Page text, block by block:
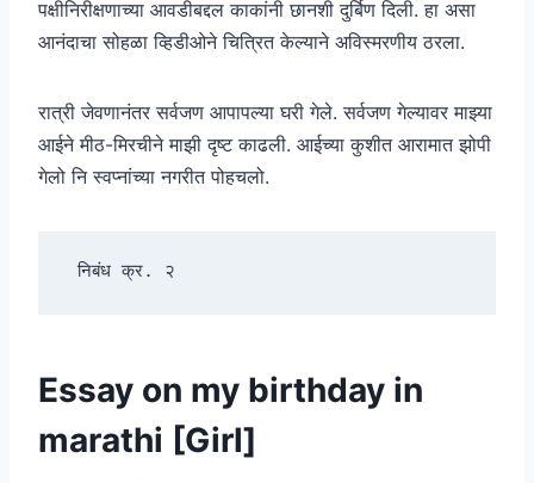
पक्षीनिरीक्षणाच्या आवडीबद्दल काकांनी छानशी दुर्बिण दिली. हा असा
आनंदाचा सोहळा व्हिडीओने चित्रित केल्याने अविस्मरणीय ठरला.
रात्री जेवणानंतर सर्वजण आपापल्या घरी गेले. सर्वजण गेल्यावर माझ्या
आईने मीठ-मिरचीने माझी दृष्ट काढली. आईच्या कुशीत आरामात झोपी
गेलो नि स्वप्नांच्या नगरीत पोहचलो.
निबंध क्र. २
Essay on my birthday in
marathi [Girl]